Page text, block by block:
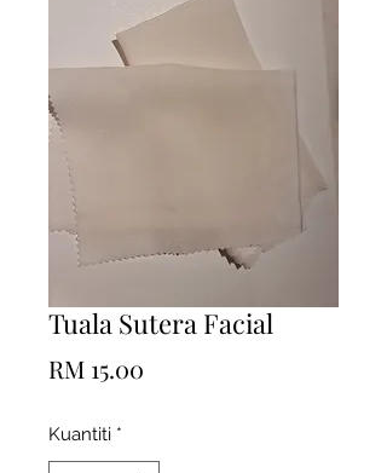
Tuala Sutera Facial
RM 15.00
Kuantiti *